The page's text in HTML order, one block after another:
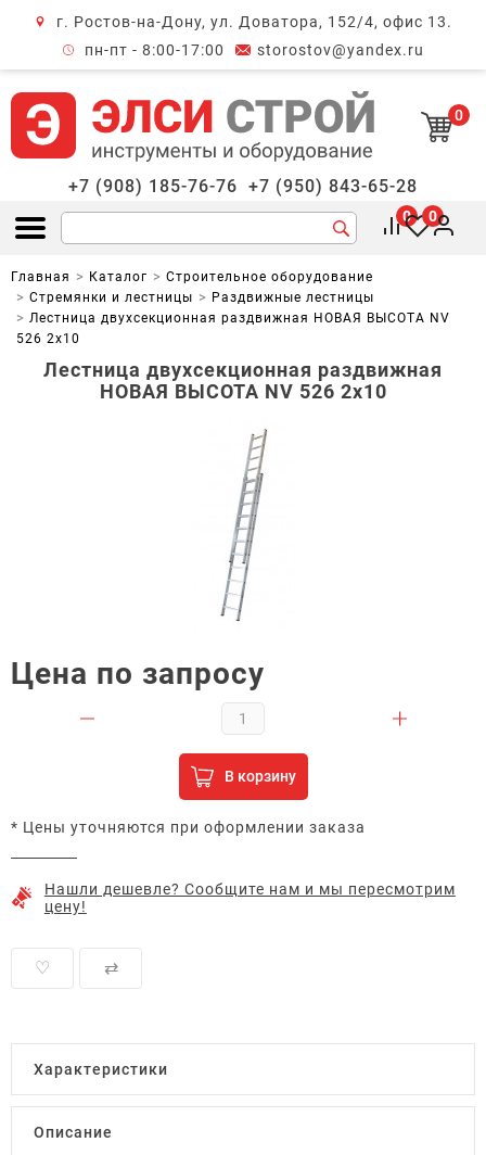
г. Ростов-на-Дону, ул. Доватора, 152/4, офис 13.
пн-пт - 8:00-17:00
storostov@yandex.ru
0
+7 (908) 185-76-76 +7 (950) 843-65-28
Открыть меню
0 0
Главная Каталог
Строительное оборудование
Стремянки и лестницы
Раздвижные лестницы
Лестница двухсекционная раздвижная НОВАЯ ВЫСОТА NV
526 2х10
Лестница двухсекционная раздвижная
НОВАЯ ВЫСОТА NV 526 2х10
Цена по запросу
В корзину
* Цены уточняются при оформлении заказа
Нашли дешевле? Сообщите нам и мы пересмотрим
цену!
♡ ⇄
Характеристики
Описание